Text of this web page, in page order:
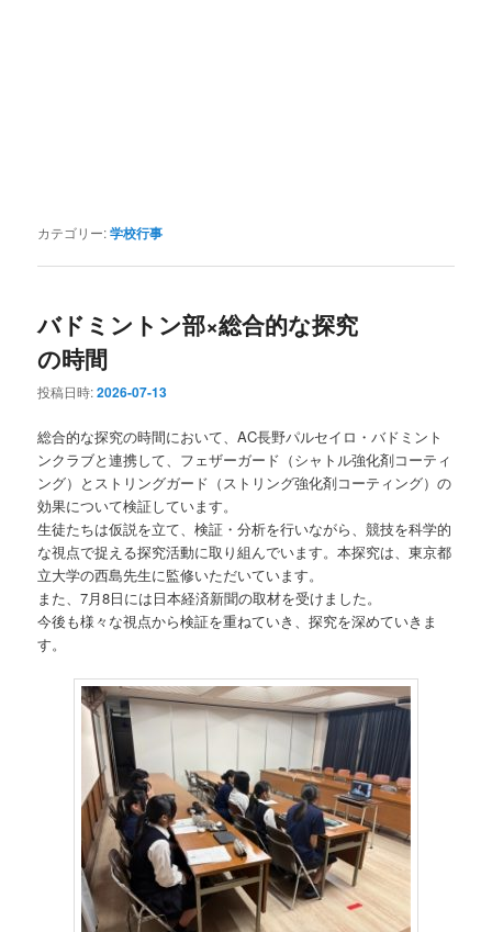
カテゴリー:学校行事
バドミントン部×総合的な探究
の時間
投稿日時:2026-07-13
総合的な探究の時間において、AC長野パルセイロ・バドミント
ンクラブと連携して、フェザーガード（シャトル強化剤コーティ
ング）とストリングガード（ストリング強化剤コーティング）の
効果について検証しています。
生徒たちは仮説を立て、検証・分析を行いながら、競技を科学的
な視点で捉える探究活動に取り組んでいます。本探究は、東京都
立大学の西島先生に監修いただいています。
また、7月8日には日本経済新聞の取材を受けました。
今後も様々な視点から検証を重ねていき、探究を深めていきま
す。